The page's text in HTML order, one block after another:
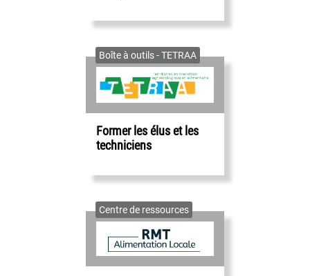
Boîte à outils - TETRAA
Former les élus et les
techniciens
Centre de ressources